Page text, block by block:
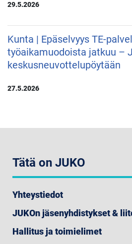
29.5.2026
Kunta | Epäselvyys TE-
työaikamuodoista jatkuu –
keskusneuvottelupöytään
27.5.2026
Tätä on JUKO
Yhteystiedot
JUKOn jäsenyhdistykset &
Hallitus ja toimielimet